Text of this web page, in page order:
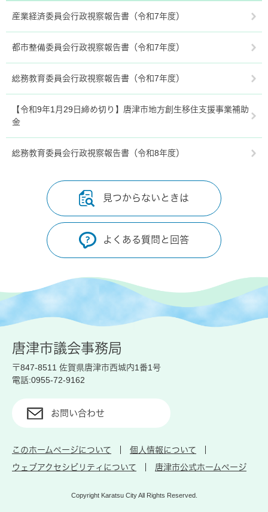
産業経済委員会行政視察報告書（令和7年度）
都市整備委員会行政視察報告書（令和7年度）
総務教育委員会行政視察報告書（令和7年度）
【令和9年1月29日締め切り】唐津市地方創生移住支援事業補助
金
総務教育委員会行政視察報告書（令和8年度）
見つからないときは
よくある質問と回答
唐津市議会事務局
〒847-8511 佐賀県唐津市西城内1番1号
電話:0955-72-9162
お問い合わせ
このホームページについて
個人情報について
ウェブアクセシビリティについて
唐津市公式ホームページ
Copyright Karatsu City All Rights Reserved.